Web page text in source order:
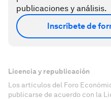
publicaciones y análisis.
Inscríbete de
Licencia y republicación
Los artículos del Foro
publicarse de acuerdo con la